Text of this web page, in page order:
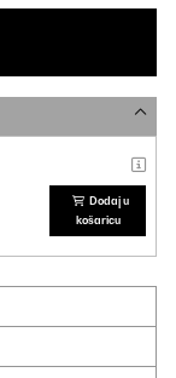
Dodaj u
košaricu